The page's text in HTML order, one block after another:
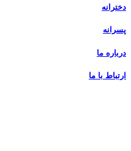
دخترانه
پسرانه
درباره ما
ارتباط با ما